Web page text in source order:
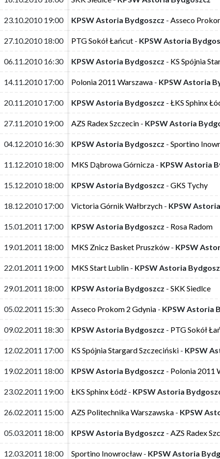
23.10.2010 19:00 KPSW Astoria Bydgoszcz - Asseco
27.10.2010 18:00 PTG Sokół Łańcut - KPSW Astoria
06.11.2010 16:30 KPSW Astoria Bydgoszcz - KS Spójnia
14.11.2010 17:00 Polonia 2011 Warszawa - KPSW Astoria
20.11.2010 17:00 KPSW Astoria Bydgoszcz - ŁKS Sphinx
27.11.2010 19:00 AZS Radex Szczecin - KPSW Astoria
04.12.2010 16:30 KPSW Astoria Bydgoszcz - Sportino
11.12.2010 18:00 MKS Dąbrowa Górnicza - KPSW Astoria
15.12.2010 18:00 KPSW Astoria Bydgoszcz - GKS Tychy
18.12.2010 17:00 Victoria Górnik Wałbrzych - KPSW
15.01.2011 17:00 KPSW Astoria Bydgoszcz - Rosa Radom
19.01.2011 18:00 MKS Znicz Basket Pruszków - KPSW
22.01.2011 19:00 MKS Start Lublin - KPSW Astoria
29.01.2011 18:00 KPSW Astoria Bydgoszcz - SKK Siedlce
05.02.2011 15:30 Asseco Prokom 2 Gdynia - KPSW Astoria
09.02.2011 18:30 KPSW Astoria Bydgoszcz - PTG Sokół
12.02.2011 17:00 KS Spójnia Stargard Szczeciński - KPSW
19.02.2011 18:00 KPSW Astoria Bydgoszcz - Polonia 2011
23.02.2011 19:00 ŁKS Sphinx Łódź - KPSW Astoria
26.02.2011 15:00 AZS Politechnika Warszawska - KPSW
05.03.2011 18:00 KPSW Astoria Bydgoszcz - AZS Radex
12.03.2011 18:00 Sportino Inowrocław - KPSW Astoria
23.10.2010 19:00 KPSW Astoria Bydgoszcz - Asseco
27.10.2010 18:00 PTG Sokół Łańcut - KPSW Astoria
06.11.2010 16:30 KPSW Astoria Bydgoszcz - KS Spójnia
14.11.2010 17:00 Polonia 2011 Warszawa - KPSW Astoria
20.11.2010 17:00 KPSW Astoria Bydgoszcz - ŁKS Sphinx
27.11.2010 19:00 AZS Radex Szczecin - KPSW Astoria
04.12.2010 16:30 KPSW Astoria Bydgoszcz - Sportino
11.12.2010 18:00 MKS Dąbrowa Górnicza - KPSW Astoria
15.12.2010 18:00 KPSW Astoria Bydgoszcz - GKS Tychy
18.12.2010 17:00 Victoria Górnik Wałbrzych - KPSW
15.01.2011 17:00 KPSW Astoria Bydgoszcz - Rosa Radom
19.01.2011 18:00 MKS Znicz Basket Pruszków - KPSW
22.01.2011 19:00 MKS Start Lublin - KPSW Astoria
29.01.2011 18:00 KPSW Astoria Bydgoszcz - SKK Siedlce
05.02.2011 15:30 Asseco Prokom 2 Gdynia - KPSW Astoria
09.02.2011 18:30 KPSW Astoria Bydgoszcz - PTG Sokół
12.02.2011 17:00 KS Spójnia Stargard Szczeciński - KPSW
19.02.2011 18:00 KPSW Astoria Bydgoszcz - Polonia 2011
23.02.2011 19:00 ŁKS Sphinx Łódź - KPSW Astoria
26.02.2011 15:00 AZS Politechnika Warszawska - KPSW
05.03.2011 18:00 KPSW Astoria Bydgoszcz - AZS Radex
12.03.2011 18:00 Sportino Inowrocław - KPSW Astoria